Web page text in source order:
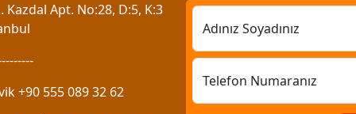
Kazdal Apt. No:28, D:5, K:3
+90 555 089 32 62
Adınız Soyadınız
Telefon Numaranız